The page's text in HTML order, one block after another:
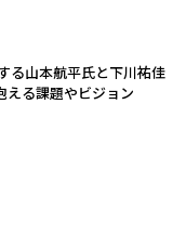
る山本航平氏と下川祐佳
える課題やビジョン